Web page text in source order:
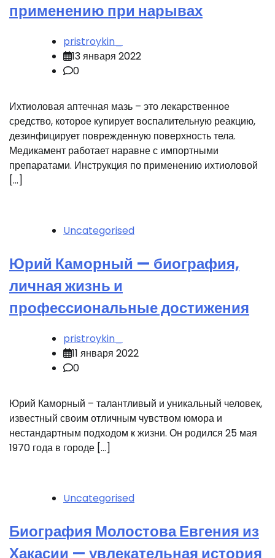
применению при нарывах
pristroykin_
13 января 2022
0
Ихтиоловая аптечная мазь – это лекарственное
средство, которое купирует воспалительную реакцию,
дезинфицирует поврежденную поверхность тела.
Медикамент работает наравне с импортными
препаратами. Инструкция по применению ихтиоловой
[…]
Uncategorised
Юрий Каморный — биография,
личная жизнь и
профессиональные достижения
pristroykin_
11 января 2022
0
Юрий Каморный – талантливый и уникальный человек,
известный своим отличным чувством юмора и
нестандартным подходом к жизни. Он родился 25 мая
1970 года в городе […]
Uncategorised
Биография Молостова Евгения из
Хакасии — увлекательная история